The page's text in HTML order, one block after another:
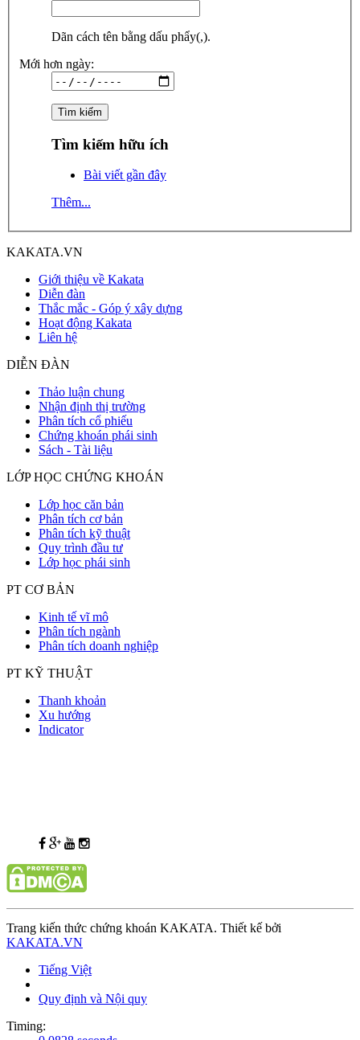
Dãn cách tên bằng dấu phẩy(,).
Mới hơn ngày:
Tìm kiếm hữu ích
Bài viết gần đây
Thêm...
KAKATA.VN
Giới thiệu về Kakata
Diễn đàn
Thắc mắc - Góp ý xây dựng
Hoạt động Kakata
Liên hệ
DIỄN ĐÀN
Thảo luận chung
Nhận định thị trường
Phân tích cổ phiếu
Chứng khoán phái sinh
Sách - Tài liệu
LỚP HỌC CHỨNG KHOÁN
Lớp học căn bản
Phân tích cơ bản
Phân tích kỹ thuật
Quy trình đầu tư
Lớp học phái sinh
PT CƠ BẢN
Kinh tế vĩ mô
Phân tích ngành
Phân tích doanh nghiệp
PT KỸ THUẬT
Thanh khoản
Xu hướng
Indicator
Trang kiến thức chứng khoán KAKATA. Thiết kế bởi
KAKATA.VN
Tiếng Việt
Quy định và Nội quy
Timing: